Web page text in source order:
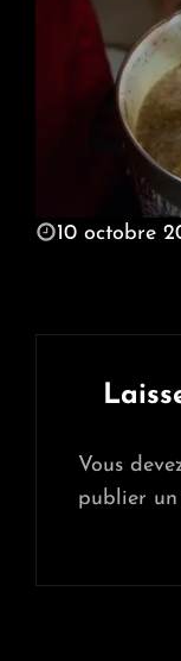
POSTED
10 octobre
Vous
publier un